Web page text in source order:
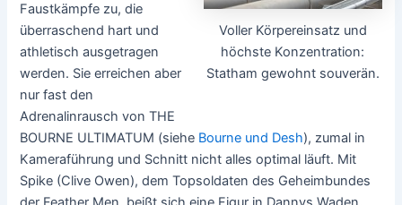
Voller Körpereinsatz und
höchste Konzentration:
Statham gewohnt souverän.
Faustkämpfe zu, die
überraschend hart und
athletisch ausgetragen
werden. Sie erreichen aber
nur fast den
Adrenalinrausch von THE
BOURNE ULTIMATUM (siehe Bourne und Desh), zumal in
Kameraführung und Schnitt nicht alles optimal läuft. Mit
Spike (Clive Owen), dem Topsoldaten des Geheimbundes